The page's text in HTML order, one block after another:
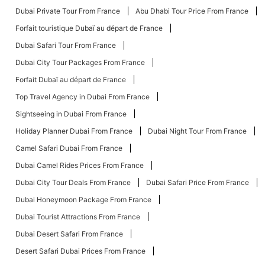
Dubai Private Tour From France
Abu Dhabi Tour Price From France
Forfait touristique Dubaï au départ de France
Dubai Safari Tour From France
Dubai City Tour Packages From France
Forfait Dubaï au départ de France
Top Travel Agency in Dubai From France
Sightseeing in Dubai From France
Holiday Planner Dubai From France
Dubai Night Tour From France
Camel Safari Dubai From France
Dubai Camel Rides Prices From France
Dubai City Tour Deals From France
Dubai Safari Price From France
Dubai Honeymoon Package From France
Dubai Tourist Attractions From France
Dubai Desert Safari From France
Desert Safari Dubai Prices From France